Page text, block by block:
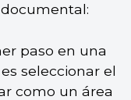
paso en una
seleccionar el
como un área